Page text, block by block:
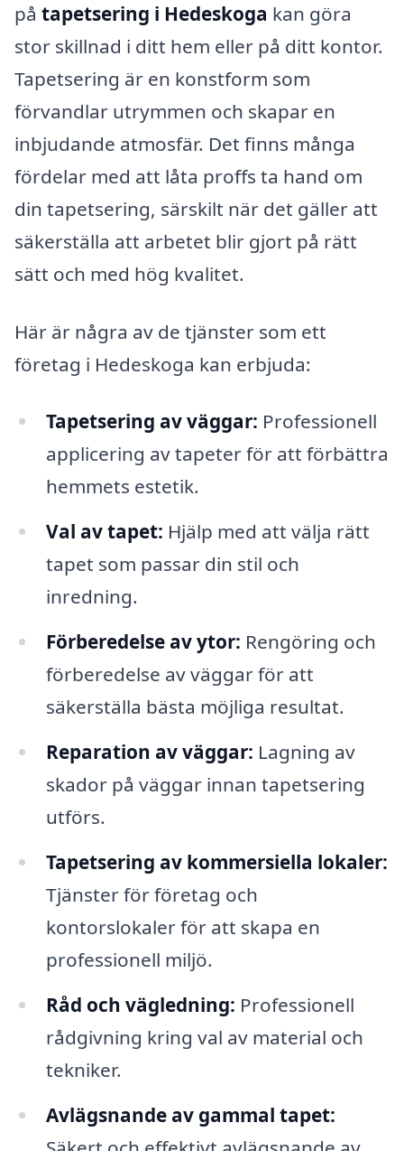
på tapetsering i Hedeskoga kan göra
stor skillnad i ditt hem eller på ditt kontor.
Tapetsering är en konstform som
förvandlar utrymmen och skapar en
inbjudande atmosfär. Det finns många
fördelar med att låta proffs ta hand om
din tapetsering, särskilt när det gäller att
säkerställa att arbetet blir gjort på rätt
sätt och med hög kvalitet.
Här är några av de tjänster som ett
företag i Hedeskoga kan erbjuda:
Tapetsering av väggar: Professionell
applicering av tapeter för att förbättra
hemmets estetik.
Val av tapet: Hjälp med att välja rätt
tapet som passar din stil och
inredning.
Förberedelse av ytor: Rengöring och
förberedelse av väggar för att
säkerställa bästa möjliga resultat.
Reparation av väggar: Lagning av
skador på väggar innan tapetsering
utförs.
Tapetsering av kommersiella lokaler:
Tjänster för företag och
kontorslokaler för att skapa en
professionell miljö.
Råd och vägledning: Professionell
rådgivning kring val av material och
tekniker.
Avlägsnande av gammal tapet: